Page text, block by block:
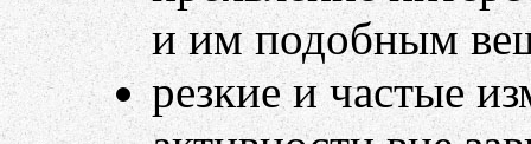
и им подобным
резкие и частые